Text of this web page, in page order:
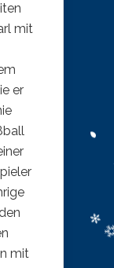
mit
er
mit